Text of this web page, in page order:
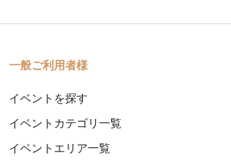
一般ご利用者様
イベントを探す
イベントカテゴリ一覧
イベントエリア一覧